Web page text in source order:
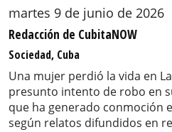
martes 9 de junio de 2026
Redacción de CubitaNOW
Sociedad, Cuba
Una mujer perdió la vida en
presunto intento de robo en
que ha generado conmoción
según relatos difundidos en